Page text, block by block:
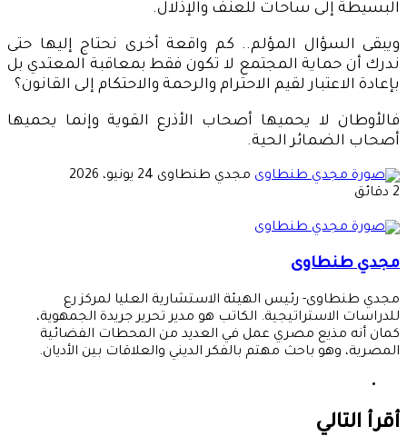
البسيطة إلى ساحات للعنف والإذلال.
ويبقى السؤال المؤلم.. كم واقعة أخرى نحتاج إليها حتى
ندرك أن حماية المجتمع لا تكون فقط بمعاقبة المعتدي بل
بإعادة الاعتبار لقيم الاحترام والرحمة والاحتكام إلى القانون؟
فالأوطان لا يحميها أصحاب الأذرع القوية وإنما يحميها
أصحاب الضمائر الحية.
مجدي طنطاوى أرسل
24 يونيو، 2026
2 دقائق
مجدي طنطاوى
مجدي طنطاوى- رئيس الهيئة الاستشارية العليا لمركز رع
للدراسات الاستراتيجية. الكاتب هو مدير تحرير جريدة الجمهوية،
كمان أنه مذيع مصري عمل في العديد من المحطات الفضائية
المصرية، وهو باحث مهتم بالفكر الديني والعلاقات بين الأديان.
أقرأ التالي